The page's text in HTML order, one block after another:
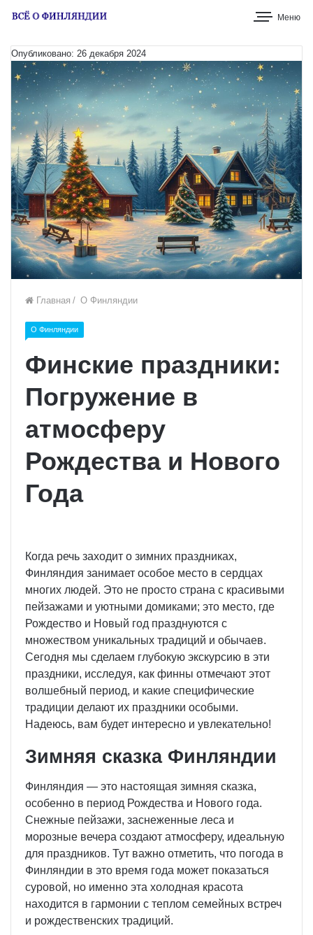
Меню
Опубликовано: 26 декабря 2024
Главная / О Финляндии
О Финляндии
Финские праздники:
Погружение в
атмосферу
Рождества и Нового
Года
Когда речь заходит о зимних праздниках,
Финляндия занимает особое место в сердцах
многих людей. Это не просто страна с красивыми
пейзажами и уютными домиками; это место, где
Рождество и Новый год празднуются с
множеством уникальных традиций и обычаев.
Сегодня мы сделаем глубокую экскурсию в эти
праздники, исследуя, как финны отмечают этот
волшебный период, и какие специфические
традиции делают их праздники особыми.
Надеюсь, вам будет интересно и увлекательно!
Зимняя сказка Финляндии
Финляндия — это настоящая зимняя сказка,
особенно в период Рождества и Нового года.
Снежные пейзажи, заснеженные леса и
морозные вечера создают атмосферу, идеальную
для праздников. Тут важно отметить, что погода в
Финляндии в это время года может показаться
суровой, но именно эта холодная красота
находится в гармонии с теплом семейных встреч
и рождественских традиций.